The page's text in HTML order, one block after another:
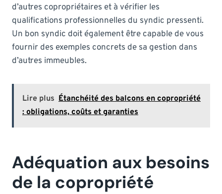
d’autres copropriétaires et à vérifier les
qualifications professionnelles du syndic pressenti.
Un bon syndic doit également être capable de vous
fournir des exemples concrets de sa gestion dans
d’autres immeubles.
Lire plus Étanchéité des balcons en copropriété
: obligations, coûts et garanties
Adéquation aux besoins
de la copropriété